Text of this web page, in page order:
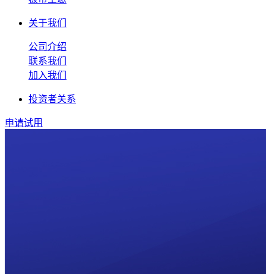
关于我们
公司介绍
联系我们
加入我们
投资者关系
申请试用